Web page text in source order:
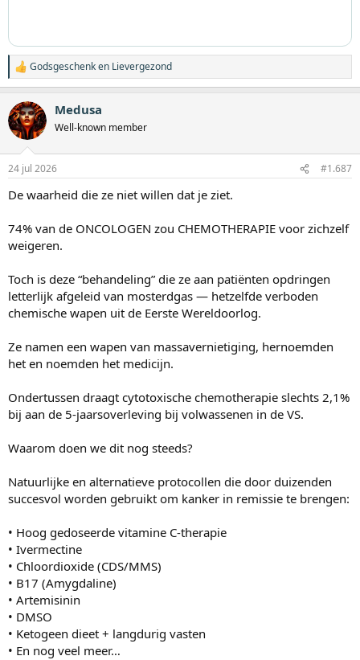
W
a
r
d
e
n
e
:
Godsgeschenken Lievergezond
Medusa
Well-known member
24 jul 2026 #1.687
De waarheid die ze niet willen dat je ziet.
74% van de ONCOLOGEN zou CHEMOTHERAPIE voor zichzelf
weigeren.
Toch is deze “behandeling” die ze aan patiënten opdringen
letterlijk afgeleid van mosterdgas — hetzelfde verboden
chemische wapen uit de Eerste Wereldoorlog.
Ze namen een wapen van massavernietiging, hernoemden
het en noemden het medicijn.
Ondertussen draagt cytotoxische chemotherapie slechts 2,1%
bij aan de 5-jaarsoverleving bij volwassenen in de VS.
Waarom doen we dit nog steeds?
Natuurlijke en alternatieve protocollen die door duizenden
succesvol worden gebruikt om kanker in remissie te brengen:
• Hoog gedoseerde vitamine C-therapie
• Ivermectine
• Chloordioxide (CDS/MMS)
• B17 (Amygdaline)
• Artemisinin
• DMSO
• Ketogeen dieet + langdurig vasten
• En nog veel meer…